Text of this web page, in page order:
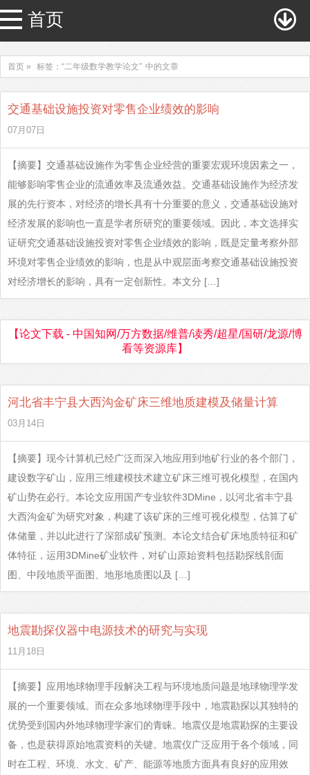
首页
首页 » 标签：“二年级数学教学论文” 中的文章
交通基础设施投资对零售企业绩效的影响
07月07日
【摘要】交通基础设施作为零售企业经营的重要宏观环境因素之一，
能够影响零售企业的流通效率及流通效益。交通基础设施作为经济发
展的先行资本，对经济的增长具有十分重要的意义，交通基础设施对
经济发展的影响也一直是学者所研究的重要领域。因此，本文选择实
证研究交通基础设施投资对零售企业绩效的影响，既是定量考察外部
环境对零售企业绩效的影响，也是从中观层面考察交通基础设施投资
对经济增长的影响，具有一定创新性。本文分 […]
【论文下载 - 中国知网/万方数据/维普/读秀/超星/国研/龙源/博
看等资源库】
河北省丰宁县大西沟金矿床三维地质建模及储量计算
03月14日
【摘要】现今计算机已经广泛而深入地应用到地矿行业的各个部门，
建设数字矿山，应用三维建模技术建立矿床三维可视化模型，在国内
矿山势在必行。本论文应用国产专业软件3DMine，以河北省丰宁县
大西沟金矿为研究对象，构建了该矿床的三维可视化模型，估算了矿
体储量，并以此进行了深部成矿预测。本论文结合矿床地质特征和矿
体特征，运用3DMine矿业软件，对矿山原始资料包括勘探线剖面
图、中段地质平面图、地形地质图以及 […]
地震勘探仪器中电源技术的研究与实现
11月18日
【摘要】应用地球物理手段解决工程与环境地质问题是地球物理学发
展的一个重要领域。而在众多地球物理手段中，地震勘探以其独特的
优势受到国内外地球物理学家们的青睐。地震仪是地震勘探的主要设
备，也是获得原始地震资料的关键。地震仪广泛应用于各个领域，同
时在工程、环境、水文、矿产、能源等地质方面具有良好的应用效